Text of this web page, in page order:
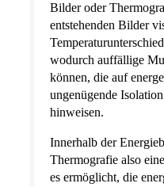
Bilder oder
entstehenden Bilder
wodurch auffällige
können, die auf
ungenügende
hinweisen.
Innerhalb der
Thermografie also
es ermöglicht, die